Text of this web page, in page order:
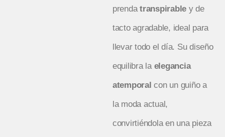
prendatranspirable y de
tacto agradable, ideal para
llevar todo el día. Su diseño
equilibra la elegancia
atemporal con un guiño a
la moda actual,
convirtiéndola en una pieza